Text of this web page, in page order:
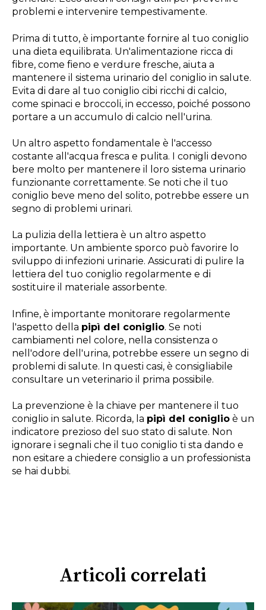
problemi e intervenire tempestivamente.
Prima di tutto, è importante fornire al tuo coniglio
una dieta equilibrata. Un'alimentazione ricca di
fibre, come fieno e verdure fresche, aiuta a
mantenere il sistema urinario del coniglio in salute.
Evita di dare al tuo coniglio cibi ricchi di calcio,
come spinaci e broccoli, in eccesso, poiché possono
portare a un accumulo di calcio nell'urina.
Un altro aspetto fondamentale è l'accesso
costante all'acqua fresca e pulita. I conigli devono
bere molto per mantenere il loro sistema urinario
funzionante correttamente. Se noti che il tuo
coniglio beve meno del solito, potrebbe essere un
segno di problemi urinari.
La pulizia della lettiera è un altro aspetto
importante. Un ambiente sporco può favorire lo
sviluppo di infezioni urinarie. Assicurati di pulire la
lettiera del tuo coniglio regolarmente e di
sostituire il materiale assorbente.
Infine, è importante monitorare regolarmente
l'aspetto della pipì del coniglio. Se noti
cambiamenti nel colore, nella consistenza o
nell'odore dell'urina, potrebbe essere un segno di
problemi di salute. In questi casi, è consigliabile
consultare un veterinario il prima possibile.
La prevenzione è la chiave per mantenere il tuo
coniglio in salute. Ricorda, la pipì del coniglio è un
indicatore prezioso del suo stato di salute. Non
ignorare i segnali che il tuo coniglio ti sta dando e
non esitare a chiedere consiglio a un professionista
se hai dubbi.
Articoli correlati